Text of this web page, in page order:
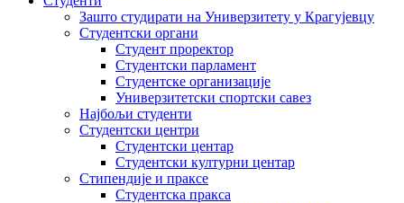
Зашто студирати на Универзитету у Крагујевцу
Студентски органи
Студент проректор
Студентски парламент
Студентске организације
Универзитетски спортски савез
Најбољи студенти
Студентски центри
Студентски центар
Студентски културни центар
Стипендије и праксе
Студентска пракса